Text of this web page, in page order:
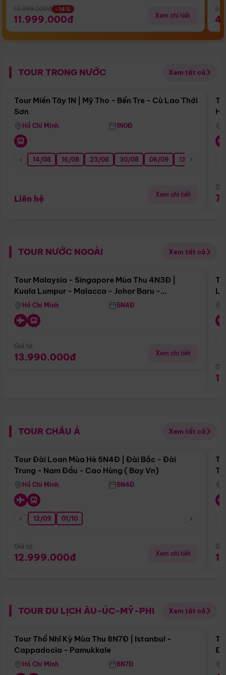
13.999.000đ -14%
11.999.000đ Xem chi tiết
TOUR TRONG NƯỚC Xem tất cả
Điểm nổi bật
Tour Miền Tây 1N | Mỹ Tho - Bến Tre - Cù Lao Thới
Sơn
Hồ Chí Minh 1N0Đ
14/08 16/08 23/08 30/08 06/09 13/09
Liên hệ Xem chi tiết
TOUR NƯỚC NGOÀI Xem tất cả
Điểm nổi bật
Tour Malaysia - Singapore Mùa Thu 4N3Đ |
Kuala Lumpur - Malacca - Johor Baru -
Singapore
Hồ Chí Minh 5N4Đ
Giá từ:
13.990.000đ Xem chi tiết
TOUR CHÂU Á Xem tất cả
Điểm nổi bật
Tour Đài Loan Mùa Hè 5N4Đ | Đài Bắc - Đài
Trung - Nam Đầu - Cao Hùng ( Bay Vn)
Hồ Chí Minh 5N4Đ
12/09 01/10
Giá từ:
12.999.000đ Xem chi tiết
TOUR DU LỊCH ÂU-ÚC-MỸ-PHI Xem tất cả
Điểm nổi bật
Tour Thổ Nhĩ Kỳ Mùa Thu 8N7Đ | Istanbul -
Cappadocia - Pamukkale
Hồ Chí Minh 8N7Đ